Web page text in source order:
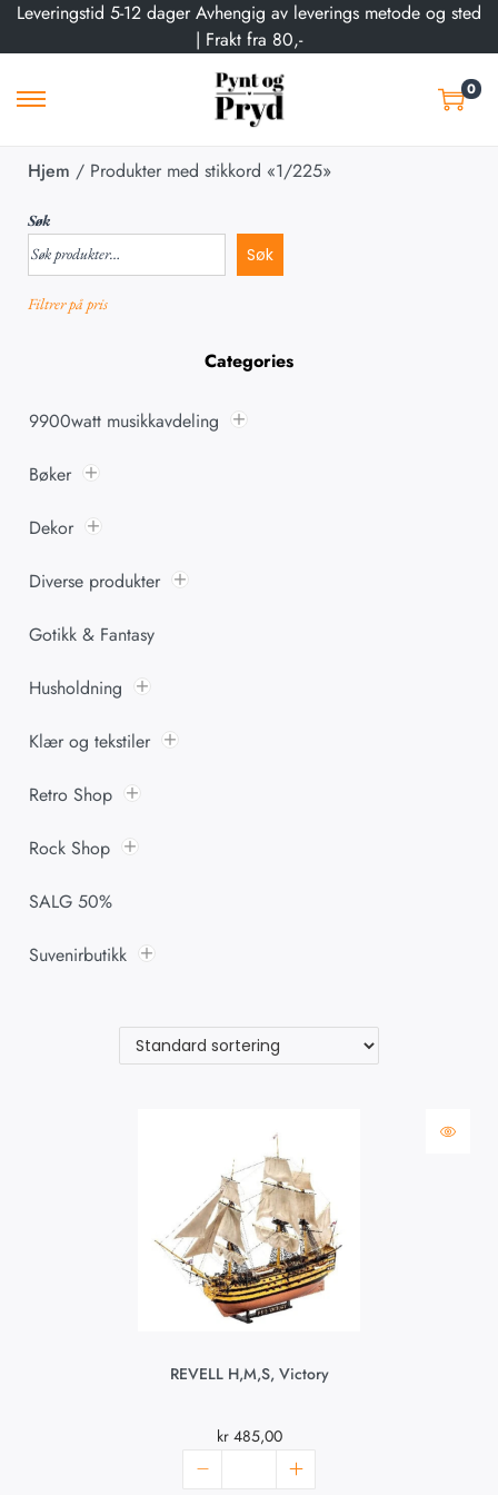
Leveringstid 5-12 dager Avhengig av leverings metode og sted
| Frakt fra 80,-
0
Hjem / Produkter med stikkord «1/225»
Søk
Søk
Filtrer på pris
Categories
9900watt musikkavdeling
Bøker
Dekor
Diverse produkter
Gotikk & Fantasy
Husholdning
Klær og tekstiler
Retro Shop
Rock Shop
SALG 50%
Suvenirbutikk
REVELL H,M,S, Victory
kr485,00